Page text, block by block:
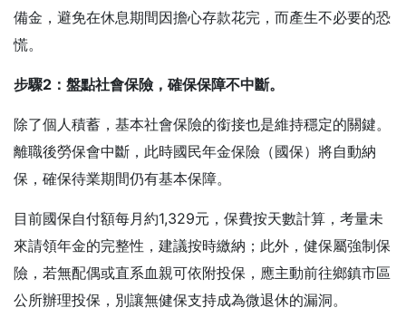
備金，避免在休息期間因擔心存款花完，而產生不必要的恐
慌。
步驟2 ：盤點社會保險，確保保障不中斷。
除了個人積蓄，基本社會保險的銜接也是維持穩定的關鍵。
離職後勞保會中斷，此時國民年金保險（國保）將自動納
保，確保待業期間仍有基本保障。
目前國保自付額每月約1,329元，保費按天數計算，考量未
來請領年金的完整性，建議按時繳納；此外，健保屬強制保
險，若無配偶或直系血親可依附投保，應主動前往鄉鎮市區
公所辦理投保，別讓無健保支持成為微退休的漏洞。